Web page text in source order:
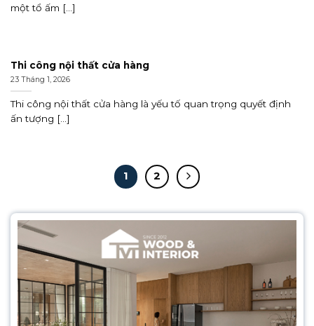
một tổ ấm [...]
Thi công nội thất cửa hàng
23 Tháng 1, 2026
Thi công nội thất cửa hàng là yếu tố quan trọng quyết định
ấn tượng [...]
1 2